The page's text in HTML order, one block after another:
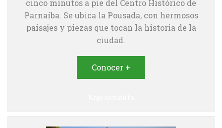
cinco minutos a pie del Centro Histórico de
Parnaíba. Se ubica la Pousada, con hermosos
paisajes y piezas que tocan la historia de la
ciudad.
Conocer +